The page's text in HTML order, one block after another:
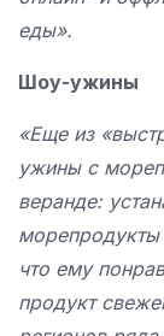
еды».
Шоу-ужины
«Еще из
ужины с
веранде:
что ему
продукт